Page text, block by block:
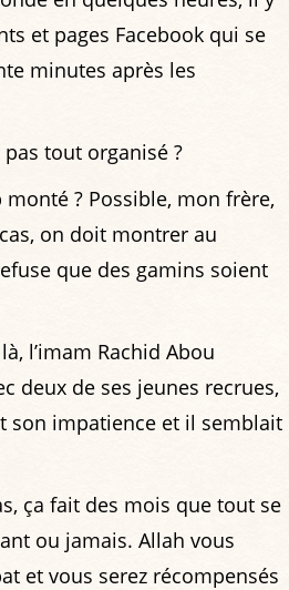
et pages Facebook qui se
minutes après les
pas tout organisé ?
? Possible, mon frère,
on doit montrer au
que des gamins soient
l’imam Rachid Abou
deux de ses jeunes recrues,
son impatience et il semblait
ça fait des mois que tout se
ou jamais. Allah vous
et vous serez récompensés